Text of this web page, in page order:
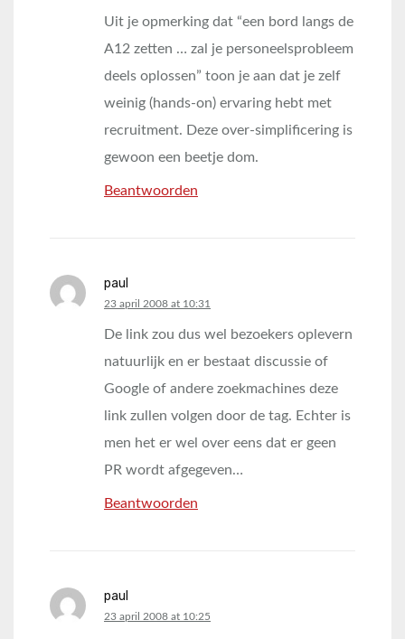
Uit je opmerking dat “een bord langs de
A12 zetten … zal je personeelsprobleem
deels oplossen” toon je aan dat je zelf
weinig (hands-on) ervaring hebt met
recruitment. Deze over-simplificering is
gewoon een beetje dom.
Beantwoorden
paul
says:
23 april 2008 at 10:31
De link zou dus wel bezoekers oplevern
natuurlijk en er bestaat discussie of
Google of andere zoekmachines deze
link zullen volgen door de tag. Echter is
men het er wel over eens dat er geen
PR wordt afgegeven…
Beantwoorden
paul
says:
23 april 2008 at 10:25